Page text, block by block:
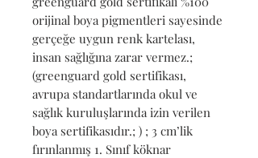
orijinal boya pigmentleri sayesinde
gerçeğe uygun renk kartelası,
insan sağlığına zarar vermez.;
(greenguard gold sertifikası,
avrupa standartlarında okul ve
sağlık kuruluşlarında izin verilen
boya sertifikasıdır.; ) ; 3 cm’lik
fırınlanmış 1. Sınıf köknar